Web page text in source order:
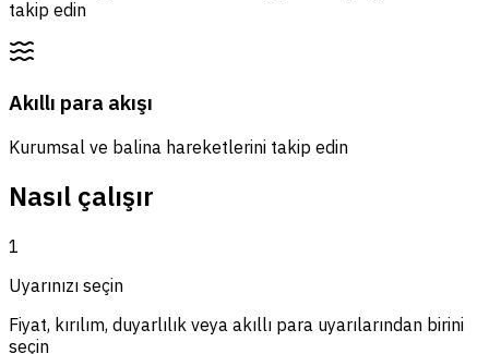
takip edin
Akıllı para akışı
Kurumsal ve balina hareketlerini takip edin
Nasıl çalışır
1
Uyarınızı seçin
Fiyat, kırılım, duyarlılık veya akıllı para uyarılarından birini
seçin